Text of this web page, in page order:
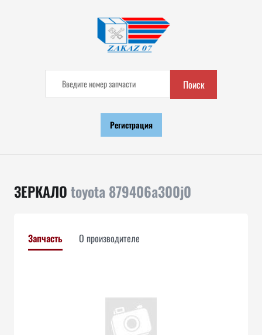
Поиск
Регистрация
ЗЕРКАЛОtoyota 879406a300j0
Запчасть О производителе